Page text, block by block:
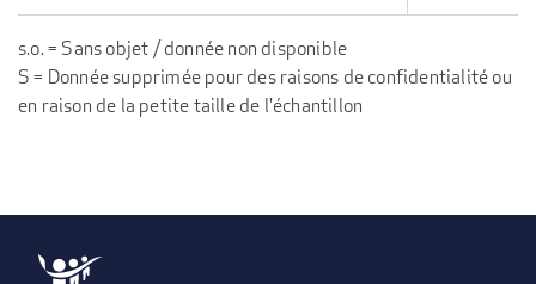
s.o. = Sans objet / donnée non disponible
S = Donnée supprimée pour des raisons de confidentialité ou
en raison de la petite taille de l'échantillon